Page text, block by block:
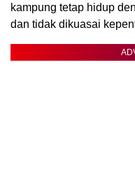
kampung tetap hidup
dan tidak dikuasai